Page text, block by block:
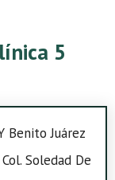
5
Benito Juárez
Soledad De